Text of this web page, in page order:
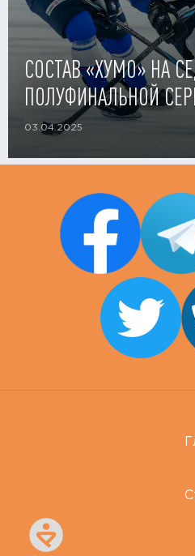
СОСТАВ «ХУМО» НА
ПОЛУФИНАЛЬНОЙ
03.04.2025